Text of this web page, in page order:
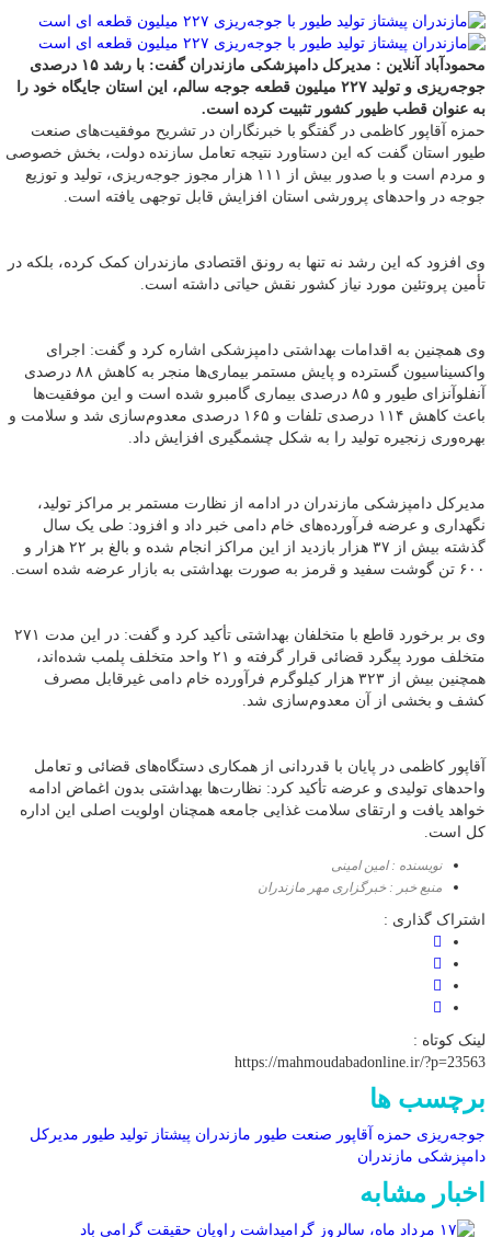
محمودآباد آنلاین : مدیرکل دامپزشکی مازندران گفت: با رشد ۱۵ درصدی
جوجه‌ریزی و تولید ۲۲۷ میلیون قطعه جوجه سالم، این استان جایگاه خود را
به عنوان قطب طیور کشور تثبیت کرده است.
حمزه آقاپور کاظمی در گفتگو با خبرنگاران در تشریح موفقیت‌های صنعت
طیور استان گفت که این دستاورد نتیجه تعامل سازنده دولت، بخش خصوصی
و مردم است و با صدور بیش از ۱۱۱ هزار مجوز جوجه‌ریزی، تولید و توزیع
جوجه در واحدهای پرورشی استان افزایش قابل توجهی یافته است.
وی افزود که این رشد نه تنها به رونق اقتصادی مازندران کمک کرده، بلکه در
تأمین پروتئین مورد نیاز کشور نقش حیاتی داشته است.
وی همچنین به اقدامات بهداشتی دامپزشکی اشاره کرد و گفت: اجرای
واکسیناسیون گسترده و پایش مستمر بیماری‌ها منجر به کاهش ۸۸ درصدی
آنفلوآنزای طیور و ۸۵ درصدی بیماری گامبرو شده است و این موفقیت‌ها
باعث کاهش ۱۱۴ درصدی تلفات و ۱۶۵ درصدی معدوم‌سازی شد و سلامت و
بهره‌وری زنجیره تولید را به شکل چشمگیری افزایش داد.
مدیرکل دامپزشکی مازندران در ادامه از نظارت مستمر بر مراکز تولید،
نگهداری و عرضه فرآورده‌های خام دامی خبر داد و افزود: طی یک سال
گذشته بیش از ۳۷ هزار بازدید از این مراکز انجام شده و بالغ بر ۲۲ هزار و
۶۰۰ تن گوشت سفید و قرمز به صورت بهداشتی به بازار عرضه شده است.
وی بر برخورد قاطع با متخلفان بهداشتی تأکید کرد و گفت: در این مدت ۲۷۱
متخلف مورد پیگرد قضائی قرار گرفته و ۲۱ واحد متخلف پلمب شده‌اند،
همچنین بیش از ۳۲۳ هزار کیلوگرم فرآورده خام دامی غیرقابل مصرف
کشف و بخشی از آن معدوم‌سازی شد.
آقاپور کاظمی در پایان با قدردانی از همکاری دستگاه‌های قضائی و تعامل
واحدهای تولیدی و عرضه تأکید کرد: نظارت‌ها بهداشتی بدون اغماض ادامه
خواهد یافت و ارتقای سلامت غذایی جامعه همچنان اولویت اصلی این اداره
کل است.
نویسنده : امین امینی
منبع خبر : خبرگزاری مهر مازندران
اشتراک گذاری :
لینک کوتاه :
https://mahmoudabadonline.ir/?p=23563
برچسب ها
جوجه‌ریزی حمزه آقاپور صنعت طیور مازندران پیشتاز تولید طیور مدیرکل
دامپزشکی مازندران
اخبار مشابه